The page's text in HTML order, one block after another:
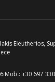
Eleutherios,
Mob.: +30 697